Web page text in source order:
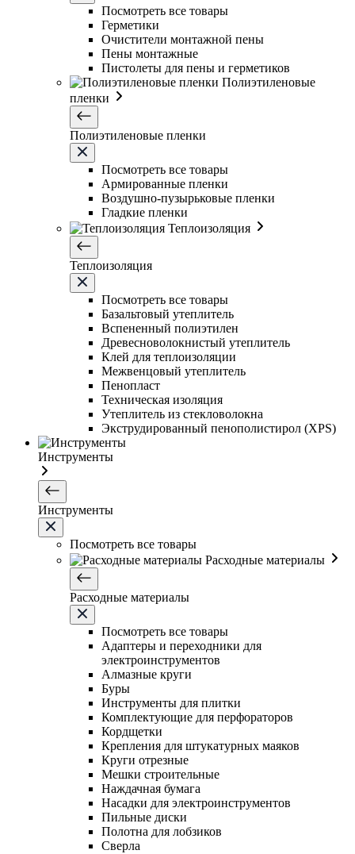
Посмотреть все товары
Герметики
Очистители монтажной пены
Пены монтажные
Пистолеты для пены и герметиков
Полиэтиленовые
пленки
Полиэтиленовые пленки
Посмотреть все товары
Армированные пленки
Воздушно-пузырьковые пленки
Гладкие пленки
Теплоизоляция
Теплоизоляция
Посмотреть все товары
Базальтовый утеплитель
Вспененный полиэтилен
Древесноволокнистый утеплитель
Клей для теплоизоляции
Межвенцовый утеплитель
Пенопласт
Техническая изоляция
Утеплитель из стекловолокна
Экструдированный пенополистирол (XPS)
Инструменты
Инструменты
Посмотреть все товары
Расходные материалы
Расходные материалы
Посмотреть все товары
Адаптеры и переходники для
электроинструментов
Алмазные круги
Буры
Инструменты для плитки
Комплектующие для перфораторов
Кордщетки
Крепления для штукатурных маяков
Круги отрезные
Мешки строительные
Наждачная бумага
Насадки для электроинструментов
Пильные диски
Полотна для лобзиков
Сверла